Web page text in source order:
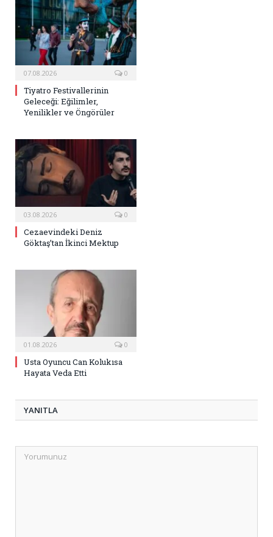
07.08.2026 0
Tiyatro Festivallerinin
Geleceği: Eğilimler,
Yenilikler ve Öngörüler
03.08.2026 0
Cezaevindeki Deniz
Göktaş’tan İkinci Mektup
01.08.2026 0
Usta Oyuncu Can Kolukısa
Hayata Veda Etti
YANITLA